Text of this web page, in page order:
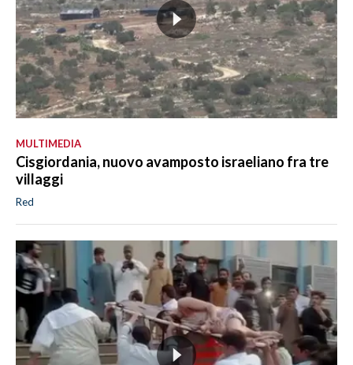
MULTIMEDIA
Cisgiordania, nuovo avamposto israeliano fra tre
villaggi
Red